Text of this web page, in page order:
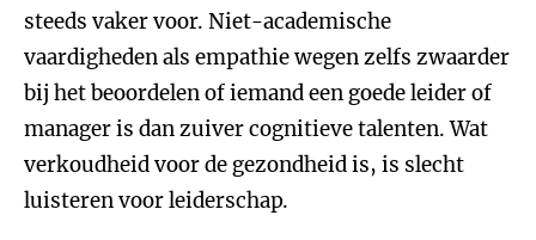
steeds vaker voor. Niet-academische
vaardigheden als empathie wegen zelfs zwaarder
bij het beoordelen of iemand een goede leider of
manager is dan zuiver cognitieve talenten. Wat
verkoudheid voor de gezondheid is, is slecht
luisteren voor leiderschap.